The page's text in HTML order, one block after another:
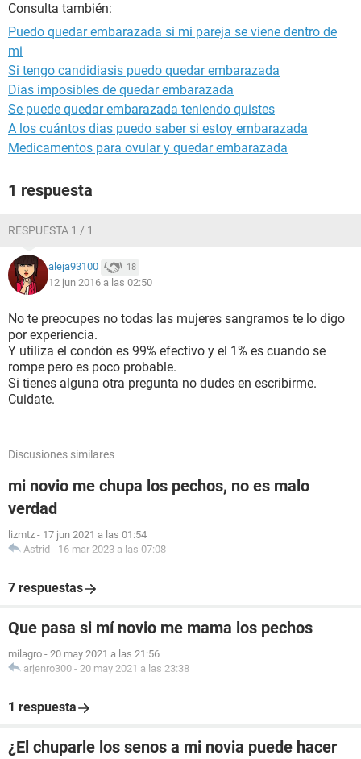
Consulta también:
Puedo quedar embarazada si mi pareja se viene dentro de
mi
Si tengo candidiasis puedo quedar embarazada
Días imposibles de quedar embarazada
Se puede quedar embarazada teniendo quistes
A los cuántos dias puedo saber si estoy embarazada
Medicamentos para ovular y quedar embarazada
1 respuesta
RESPUESTA 1 / 1
aleja93100 18
12 jun 2016 a las 02:50
No te preocupes no todas las mujeres sangramos te lo digo
por experiencia.
Y utiliza el condón es 99% efectivo y el 1% es cuando se
rompe pero es poco probable.
Si tienes alguna otra pregunta no dudes en escribirme.
Cuidate.
Discusiones similares
mi novio me chupa los pechos, no es malo
verdad
lizmtz - 17 jun 2021 a las 01:54
Astrid - 16 mar 2023 a las 07:08
7 respuestas
Que pasa si mí novio me mama los pechos
milagro - 20 may 2021 a las 21:56
arjenro300 - 20 may 2021 a las 23:38
1 respuesta
¿El chuparle los senos a mi novia puede hacer